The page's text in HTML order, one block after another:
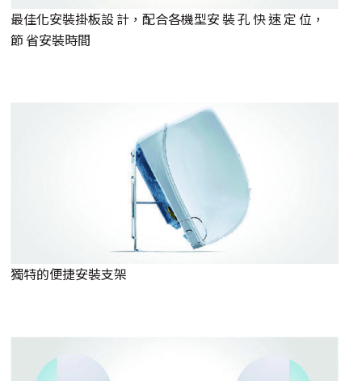
最佳化安裝掛板設 計，配合各機型安 裝 孔 快 速 定 位，
節 省安裝時間
獨特的便捷安裝支架